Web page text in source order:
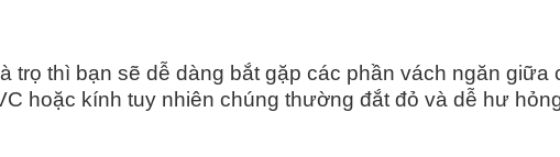
trọ thì bạn sẽ dễ dàng bắt gặp các phần vách ngăn
hoặc kính tuy nhiên chúng thường đắt đỏ và dễ hư